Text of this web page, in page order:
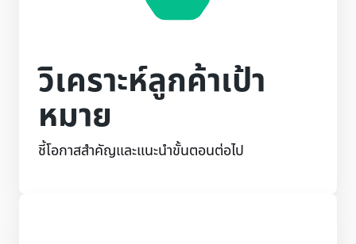
วิเคราะห์ลูกค้าเป้า
หมาย
ชี้โอกาสสำคัญและแนะนำขั้นตอนต่อไป